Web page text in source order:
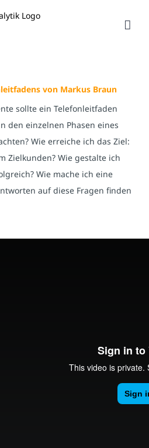
von Markus Braun
sollte ein Telefonleitfaden
den einzelnen Phasen eines
Wie erreiche ich das Ziel:
Zielkunden? Wie gestalte ich
Wie mache ich eine
auf diese Fragen finden